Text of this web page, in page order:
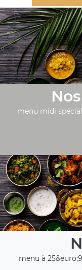
menu midi
menu à